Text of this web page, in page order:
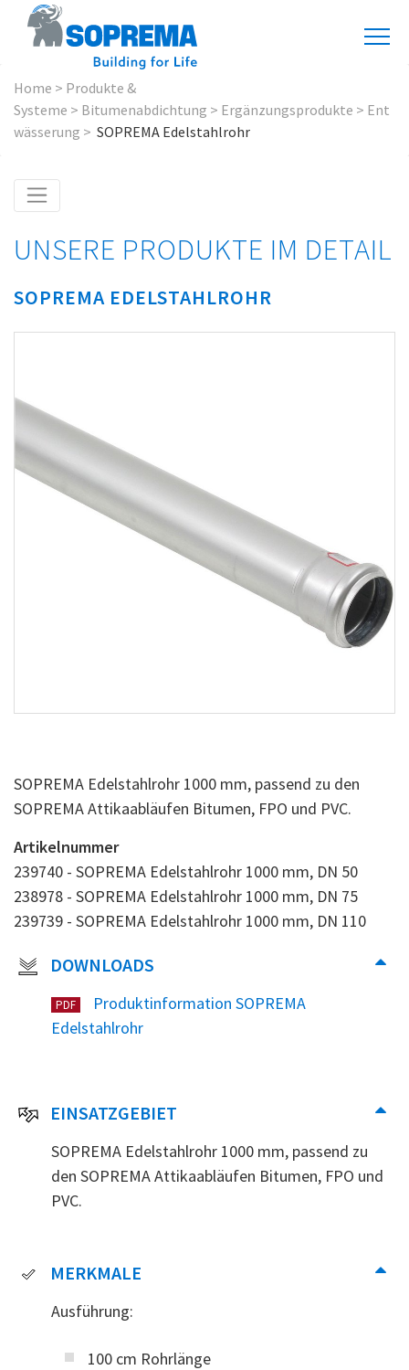
Home > Produkte &
Systeme > Bitumenabdichtung > Ergänzungsprodukte > Ent
wässerung > SOPREMA Edelstahlrohr
UNSERE PRODUKTE IM DETAIL
SOPREMA EDELSTAHLROHR
SOPREMA Edelstahlrohr 1000 mm, passend zu den
SOPREMA Attikaabläufen Bitumen, FPO und PVC.
Artikelnummer
239740 - SOPREMA Edelstahlrohr 1000 mm, DN 50
238978 - SOPREMA Edelstahlrohr 1000 mm, DN 75
239739 - SOPREMA Edelstahlrohr 1000 mm, DN 110
DOWNLOADS
PDF
Produktinformation SOPREMA
Edelstahlrohr
EINSATZGEBIET
SOPREMA Edelstahlrohr 1000 mm, passend zu
den SOPREMA Attikaabläufen Bitumen, FPO und
PVC.
MERKMALE
Ausführung:
100 cm Rohrlänge